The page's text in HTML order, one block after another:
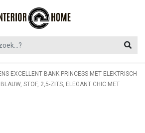
EXCELLENT BANK PRINCESS MET ELEKTRISCH
STOF, 2,5-ZITS, ELEGANT CHIC MET